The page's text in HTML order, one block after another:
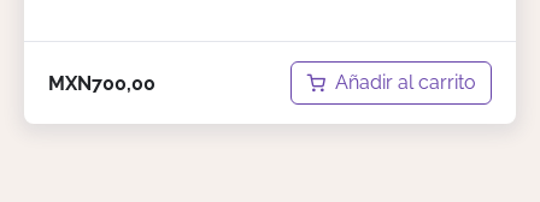
MXN700,00 Añadir al carrito